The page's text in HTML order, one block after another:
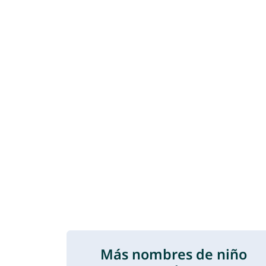
Más nombres de niño